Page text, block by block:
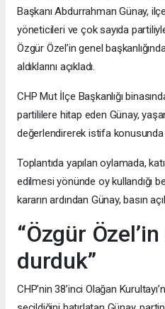
Başkanı Abdurrahman Günay,
yöneticileri ve çok sayıda
Özgür Özel’in genel
aldıklarını açıkladı.
CHP Mut İlçe Başkanlığı
partililere hitap eden Günay,
değerlendirerek istifa konusunda
Toplantıda yapılan oylamada,
edilmesi yönünde oy kullandığı
kararın ardından Günay, basın
“Özgür
durduk”
CHP’nin 38’inci Olağan